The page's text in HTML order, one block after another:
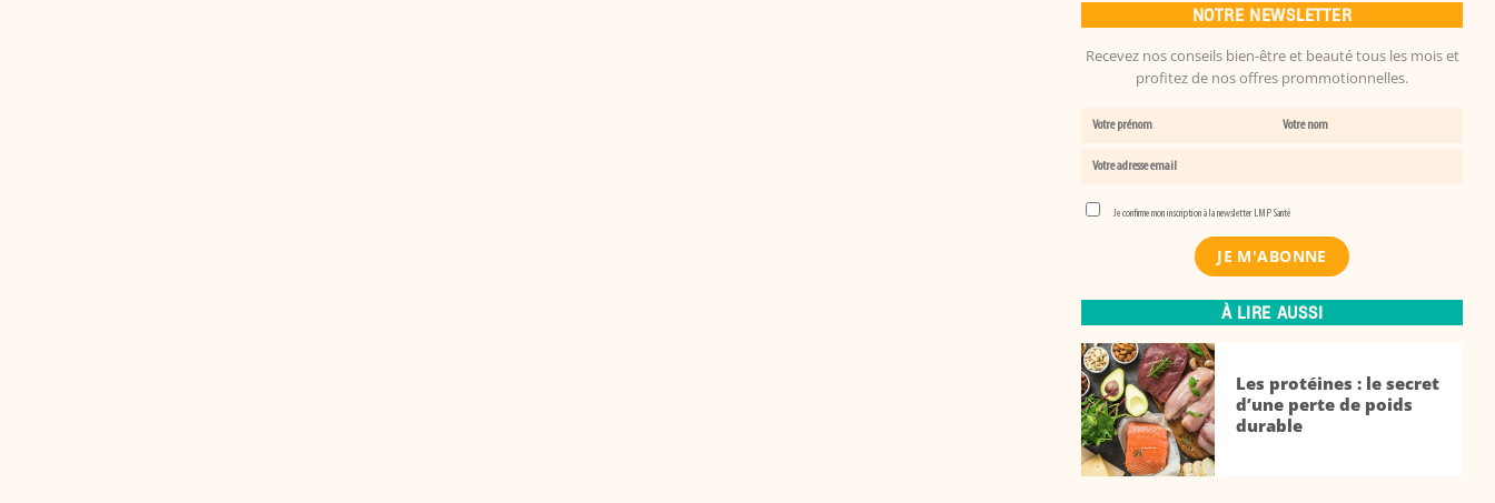
NOTRE NEWSLETTER
Recevez nos conseils bien-être et beauté tous les mois et
profitez de nos offres prommotionnelles.
Je confirme mon inscription à la newsletter LMP Santé
À LIRE AUSSI
Les protéines : le secret
d’une perte de poids
durable